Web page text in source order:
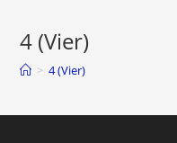
4 (Vier)
> 4 (Vier)